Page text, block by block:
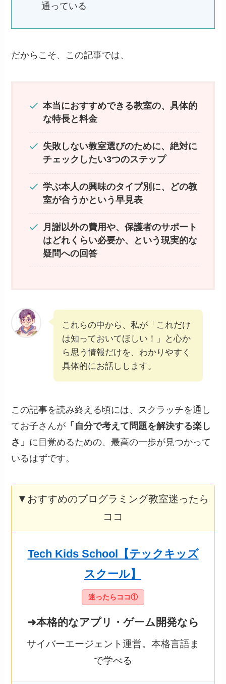
通っている
だからこそ、この記事では、
本当におすすめできる教室の、具体的
な特長と料金
失敗しない教室選びのために、絶対に
チェックしたい3つのステップ
学ぶ本人の興味のタイプ別に、どの教
室が合うかという早見表
月謝以外の費用や、保護者のサポート
はどれくらい必要か、という現実的な
疑問への回答
これらの中から、私が「これだけ
は知っておいてほしい！」と心か
ら思う情報だけを、わかりやすく
具体的にお話しします。
この記事を読み終える頃には、スクラッチを通し
てお子さんが 「自分で考えて問題を解決する楽し
さ」 に目覚めるための、最高の一歩が見つかって
いるはずです。
▼おすすめのプログラミング教室迷ったら
ココ
Tech Kids School【テックキッズ
スクール】
迷ったらココ①
➜本格的なアプリ・ゲーム開発なら
サイバーエージェント運営。本格言語ま
で学べる